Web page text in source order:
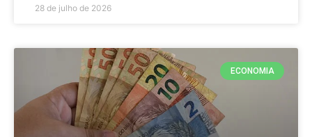
28 de julho de 2026
ECONOMIA